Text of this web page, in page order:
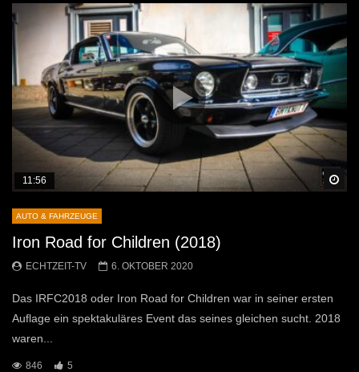
11:56
AUTO & FAHRZEUGE
Iron Road for Children (2018)
ECHTZEIT-TV 6. OKTOBER 2020
Das IRFC2018 oder Iron Road for Children war in seiner ersten
Auflage ein spektakuläres Event das seines gleichen sucht. 2018
waren...
846 5